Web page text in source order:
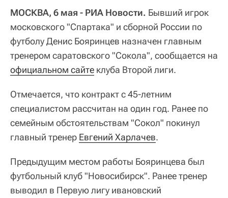
МОСКВА, 6 мая - РИА Новости. Бывший игрок
московского "Спартака" и сборной России по
футболу Денис Бояринцев назначен главным
тренером саратовского "Сокола", сообщается на
официальном сайте клуба Второй лиги.
Отмечается, что контракт с 45‑летним
специалистом рассчитан на один год. Ранее по
семейным обстоятельствам "Сокол" покинул
главный тренер Евгений Харлачев.
Предыдущим местом работы Бояринцева был
футбольный клуб "Новосибирск". Ранее тренер
выводил в Первую лигу ивановский